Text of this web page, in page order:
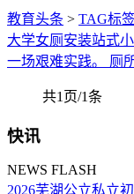
教育头条 > TAG标
大学女厕安装站式
一场艰难实践。 厕
共1页/1条
快讯
NEWS FLASH
2026芜湖公立私立